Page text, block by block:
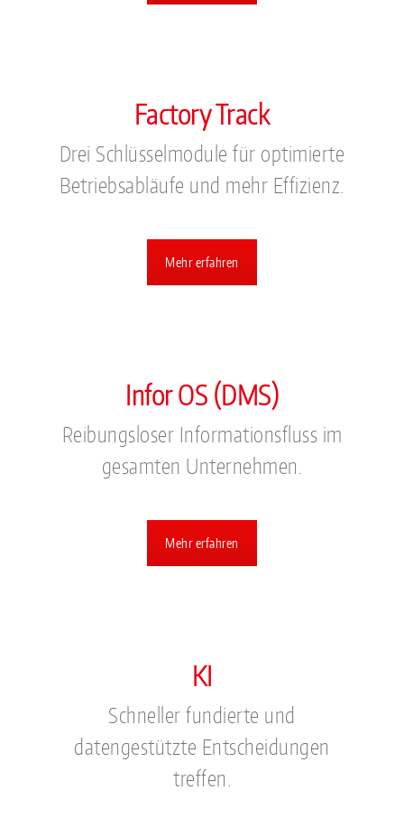
Factory Track
Drei Schlüsselmodule für optimierte
Betriebsabläufe und mehr Effizienz.
Mehr erfahren
Infor OS (DMS)
Reibungsloser Informationsfluss im
gesamten Unternehmen.
Mehr erfahren
KI
Schneller fundierte und
datengestützte Entscheidungen
treffen.